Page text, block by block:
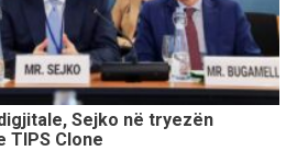
Sejko në tryezën
TIPS Clone